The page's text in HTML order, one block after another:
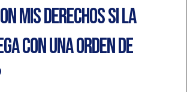
mis derechos si la
con una orden de